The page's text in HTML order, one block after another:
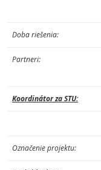
Doba riešenia:
Partneri:
Koordinátor za STU:
Označenie projektu: